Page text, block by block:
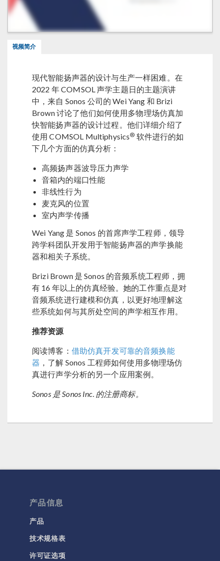
视频简介
现代智能扬声器的设计与生产一样困难。在
2022 年 COMSOL 声学主题日的主题演讲
中，来自 Sonos 公司的 Wei Yang 和 Brizi
Brown 讨论了他们如何使用多物理场仿真加
快智能扬声器的设计过程。他们详细介绍了
使用 COMSOL Multiphysics® 软件进行的如
下几个方面的仿真分析：
高频扬声器波导压力声学
音箱内的端口性能
非线性行为
麦克风的位置
室内声学传播
Wei Yang 是 Sonos 的首席声学工程师，领导
跨学科团队开发用于智能扬声器的声学换能
器和相关子系统。
Brizi Brown 是 Sonos 的音频系统工程师，拥
有 16 年以上的仿真经验。她的工作重点是对
音频系统进行建模和仿真，以更好地理解这
些系统如何与其所处空间的声学相互作用。
推荐资源
阅读博客： 借助仿真开发可靠的音频换能
器 ，了解 Sonos 工程师如何使用多物理场仿
真进行声学分析的另一个应用案例。
Sonos 是 Sonos Inc. 的注册商标。
产品信息
产品
技术规格表
许可证选项